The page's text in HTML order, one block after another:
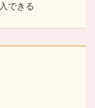
できる